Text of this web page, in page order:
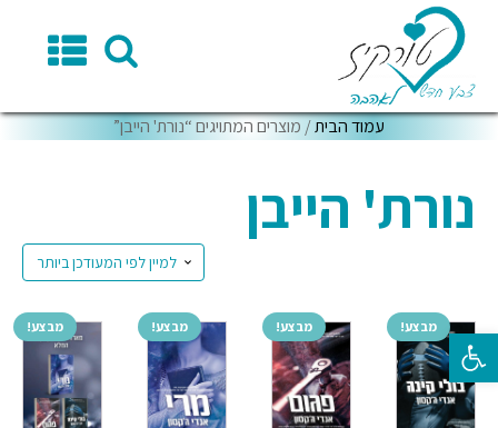
פתח סרגל נגישות
עמוד הבית/ מוצרים המתויגים “נורת' הייבן”
נורת' הייבן
מבצע! מבצע! מבצע! מבצע!